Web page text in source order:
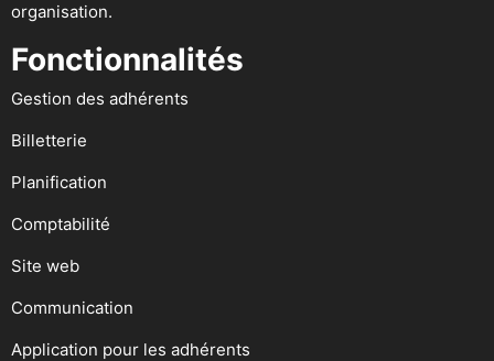
organisation.
Fonctionnalités
Gestion des adhérents
Billetterie
Planification
Comptabilité
Site web
Communication
Application pour les adhérents